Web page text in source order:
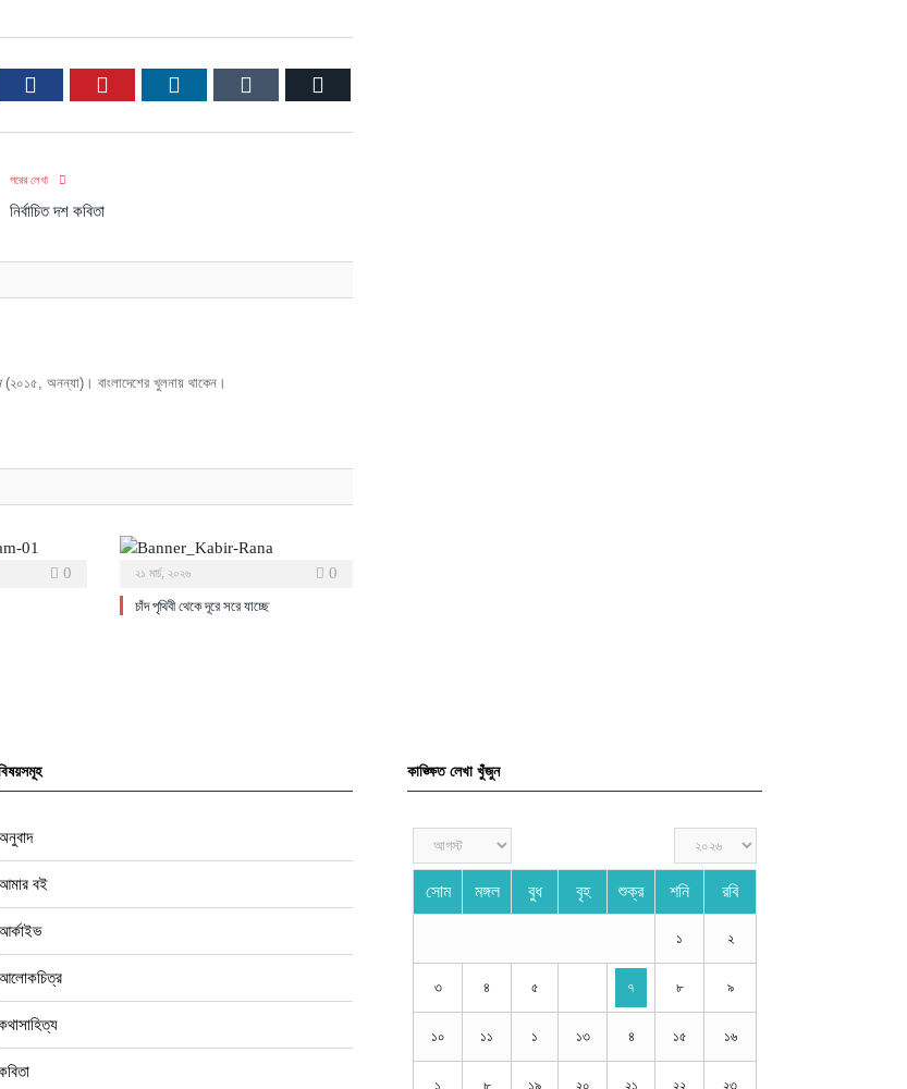
Facebook Pinterest LinkedIn Tumblr
পরের লেখা
নির্বাচিত দশ কবিতা
(২০১৫, অনন্যা)। বাংলাদেশের খুলনায় থাকেন।
0 ২১ মার্চ, ২০২৬ 0
চাঁদ পৃথিবী থেকে দূরে সরে যাচ্ছে
বই
কাঙ্ক্ষিত লেখা খুঁজুন
সোম মঙ্গল বুধ বৃহ শুক্র শনি রবি
১ ২
৩ ৪ ৫ ৭ ৮ ৯
১০ ১১ ১ ১৩ ৪ ১৫ ১৬
১ ৮ ১৯ ২০ ২১ ২২ ২৩